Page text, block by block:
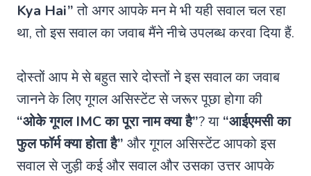
Kya Hai”तो अगर आपके मन मे भी यही सवाल चल रहा
था, तो इस सवाल का जवाब मैंने नीचे उपलब्ध करवा दिया हैं.
दोस्तों आप मे से बहुत सारे दोस्तों ने इस सवाल का जवाब
जानने के लिए गूगल असिस्टेंट से जरूर पूछा होगा की
“ओके गूगल IMC का पूरा नाम क्या है”? या “आईएमसी का
फुल फॉर्म क्या होता है” और गूगल असिस्टेंट आपको इस
सवाल से जुड़ी कई और सवाल और उसका उत्तर आपके